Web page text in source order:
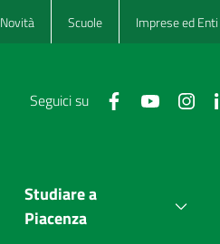
Novità Scuole Imprese ed Enti
Seguici su
Studiare a
Piacenza